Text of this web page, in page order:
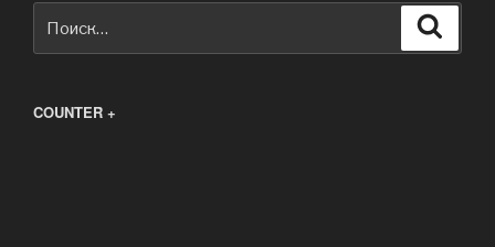
COUNTER +